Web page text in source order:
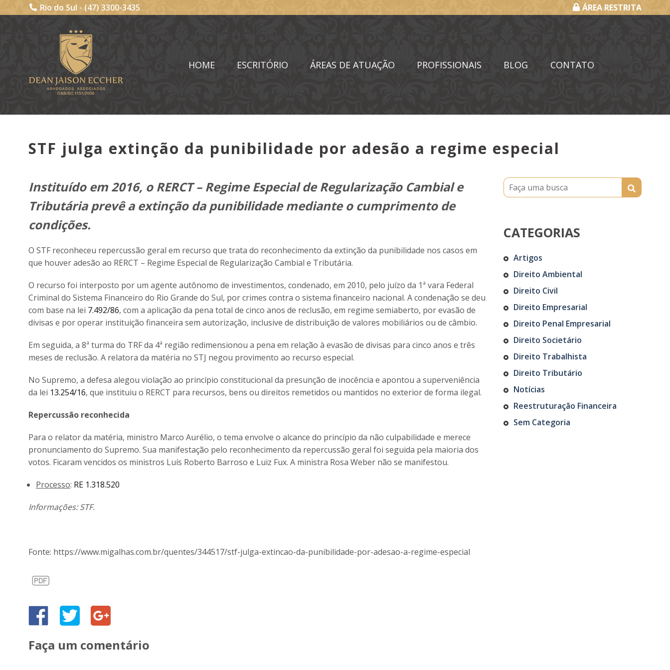
Rio do Sul - (47) 3300-3435 ÁREA RESTRITA
HOME ESCRITÓRIO ÁREAS DE ATUAÇÃO PROFISSIONAIS BLOG CONTATO
STF julga extinção da punibilidade por adesão a regime especial
Instituído em 2016, o RERCT – Regime Especial de Regularização Cambial e
Tributária prevê a extinção da punibilidade mediante o cumprimento de
condições.
O STF reconheceu repercussão geral em recurso que trata do reconhecimento da extinção da punibilidade nos casos em
que houver adesão ao RERCT – Regime Especial de Regularização Cambial e Tributária.
O recurso foi interposto por um agente autônomo de investimentos, condenado, em 2010, pelo juízo da 1ª vara Federal
Criminal do Sistema Financeiro do Rio Grande do Sul, por crimes contra o sistema financeiro nacional. A condenação se deu
com base na lei 7.492/86, com a aplicação da pena total de cinco anos de reclusão, em regime semiaberto, por evasão de
divisas e por operar instituição financeira sem autorização, inclusive de distribuição de valores mobiliários ou de câmbio.
Em seguida, a 8ª turma do TRF da 4ª região redimensionou a pena em relação à evasão de divisas para cinco anos e três
meses de reclusão. A relatora da matéria no STJ negou provimento ao recurso especial.
No Supremo, a defesa alegou violação ao princípio constitucional da presunção de inocência e apontou a superveniência
da lei 13.254/16, que instituiu o RERCT para recursos, bens ou direitos remetidos ou mantidos no exterior de forma ilegal.
Repercussão reconhecida
Para o relator da matéria, ministro Marco Aurélio, o tema envolve o alcance do princípio da não culpabilidade e merece
pronunciamento do Supremo. Sua manifestação pelo reconhecimento da repercussão geral foi seguida pela maioria dos
votos. Ficaram vencidos os ministros Luís Roberto Barroso e Luiz Fux. A ministra Rosa Weber não se manifestou.
Processo: RE 1.318.520
Informações: STF.
Fonte: https://www.migalhas.com.br/quentes/344517/stf-julga-extincao-da-punibilidade-por-adesao-a-regime-especial
Faça um comentário
CATEGORIAS
Artigos
Direito Ambiental
Direito Civil
Direito Empresarial
Direito Penal Empresarial
Direito Societário
Direito Trabalhista
Direito Tributário
Notícias
Reestruturação Financeira
Sem Categoria